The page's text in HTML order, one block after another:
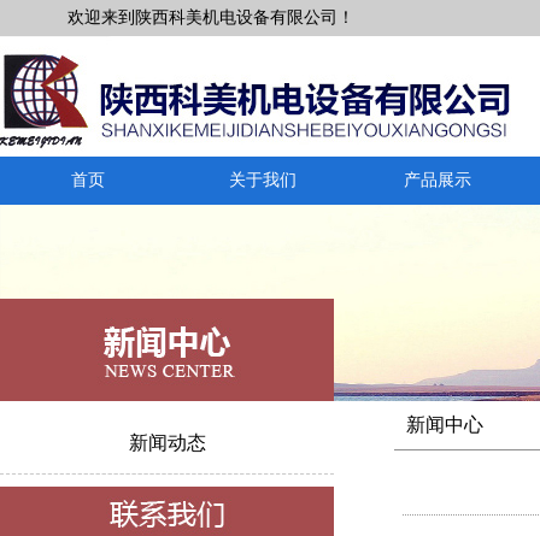
欢迎来到陕西科美机电设备有限公司！
首页 关于我们 产品展示
新闻动态
新闻中心